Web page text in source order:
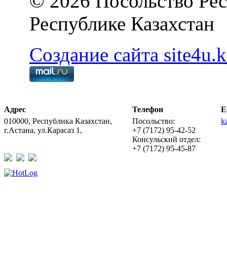
Республике Казахстан
Создание сайта
Адрес
010000, Республика Казахстан,
г.Астана, ул.Карасаз 1,
Телефон
Посольство:
+7 (7172) 95-42-52
Консульский отдел:
+7 (7172) 95-45-87